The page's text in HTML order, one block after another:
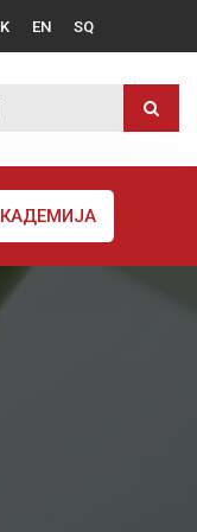
EN SQ